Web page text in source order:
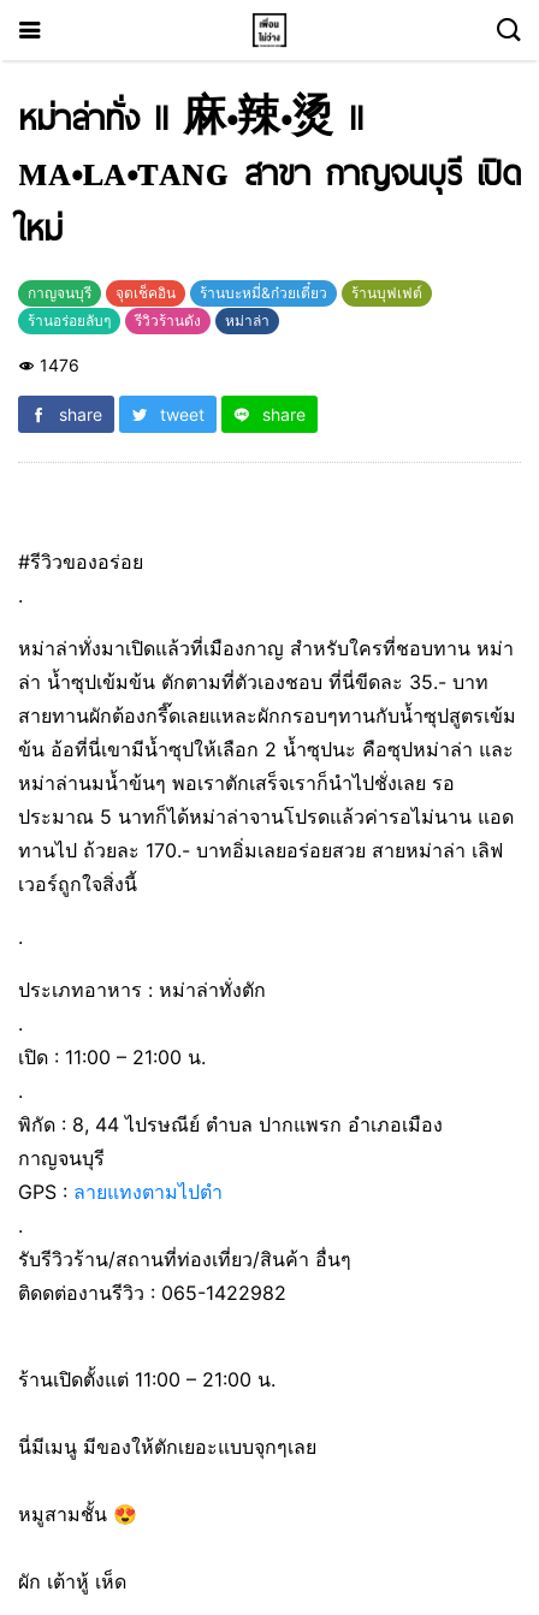
หม่าล่าทั่ง ll 麻•辣•烫 ll
ᴍᴀ•ʟᴀ•ᴛᴀɴɢ สาขา กาญจนบุรี เปิด
ใหม่
กาญจนบุรี จุดเช็คอิน ร้านบะหมี่&ก๋วยเตี๋ยว
ร้านบุฟเฟต์
ร้านอร่อยลับๆ
รีวิวร้านดัง หม่าล่า
1476
share tweet share
#รีวิวของอร่อย
.
หม่าล่าทั่งมาเปิดแล้วที่เมืองกาญ สำหรับใครที่ชอบทาน หม่า
ล่า น้ำซุปเข้มข้น ตักตามที่ตัวเองชอบ ที่นี่ขีดละ 35.- บาท
สายทานผักต้องกรี๊ดเลยแหละผักกรอบๆทานกับน้ำซุปสูตรเข้ม
ข้น อ้อที่นี่เขามีน้ำซุปให้เลือก 2 น้ำซุปนะ คือซุปหม่าล่า และ
หม่าล่านมน้ำข้นๆ พอเราตักเสร็จเราก็นำไปชั่งเลย รอ
ประมาณ 5 นาทก็ได้หม่าล่าจานโปรดแล้วค่ารอไม่นาน แอด
ทานไป ถ้วยละ 170.- บาทอิ่มเลยอร่อยสวย สายหม่าล่า เลิฟ
เวอร์ถูกใจสิ่งนี้
.
ประเภทอาหาร : หม่าล่าทั่งตัก
.
เปิด : 11:00 – 21:00 น.
.
พิกัด : 8, 44 ไปรษณีย์ ตำบล ปากแพรก อำเภอเมือง
กาญจนบุรี
GPS : ลายแทงตามไปตำ
.
รับรีวิวร้าน/สถานที่ท่องเที่ยว/สินค้า อื่นๆ
ติดดต่องานรีวิว : 065-1422982
ร้านเปิดตั้งแต่ 11:00 – 21:00 น.
นี่มีเมนู มีของให้ตักเยอะแบบจุกๆเลย
หมูสามชั้น 😍
ผัก เต้าหู้ เห็ด